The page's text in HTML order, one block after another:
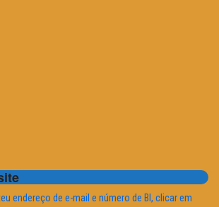
endereço de e-mail e número de BI, clicar em